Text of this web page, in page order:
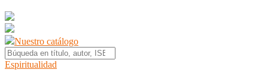
Nuestro catálogo
Espiritualidad